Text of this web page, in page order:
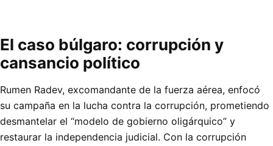
El caso búlgaro: corrupción y
cansancio político
Rumen Radev, excomandante de la fuerza aérea, enfocó
su campaña en la lucha contra la corrupción, prometiendo
desmantelar el “modelo de gobierno oligárquico” y
restaurar la independencia judicial. Con la corrupción